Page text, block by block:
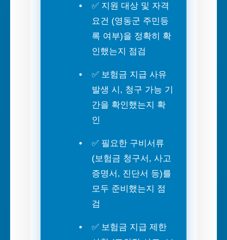
✅ 지원 대상 및 자격
요건 (영동군 주민등
록 여부)을 정확히 확
인했는지 점검
✅ 보험금 지급 사유
발생 시, 청구 가능 기
간을 확인했는지 확
인
✅ 필요한 구비서류
(보험금 청구서, 사고
증명서, 진단서 등)를
모두 준비했는지 점
검
✅ 보험금 지급 제한